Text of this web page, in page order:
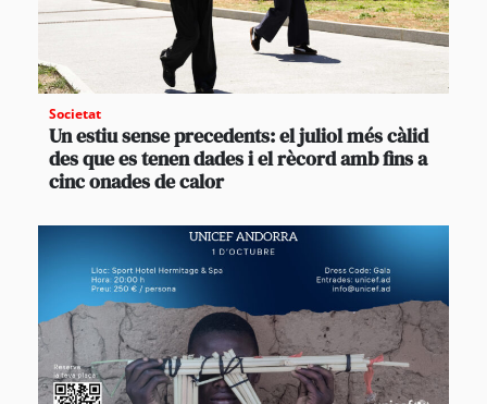
Societat
Un estiu sense precedents: el juliol més càlid
des que es tenen dades i el rècord amb fins a
cinc onades de calor